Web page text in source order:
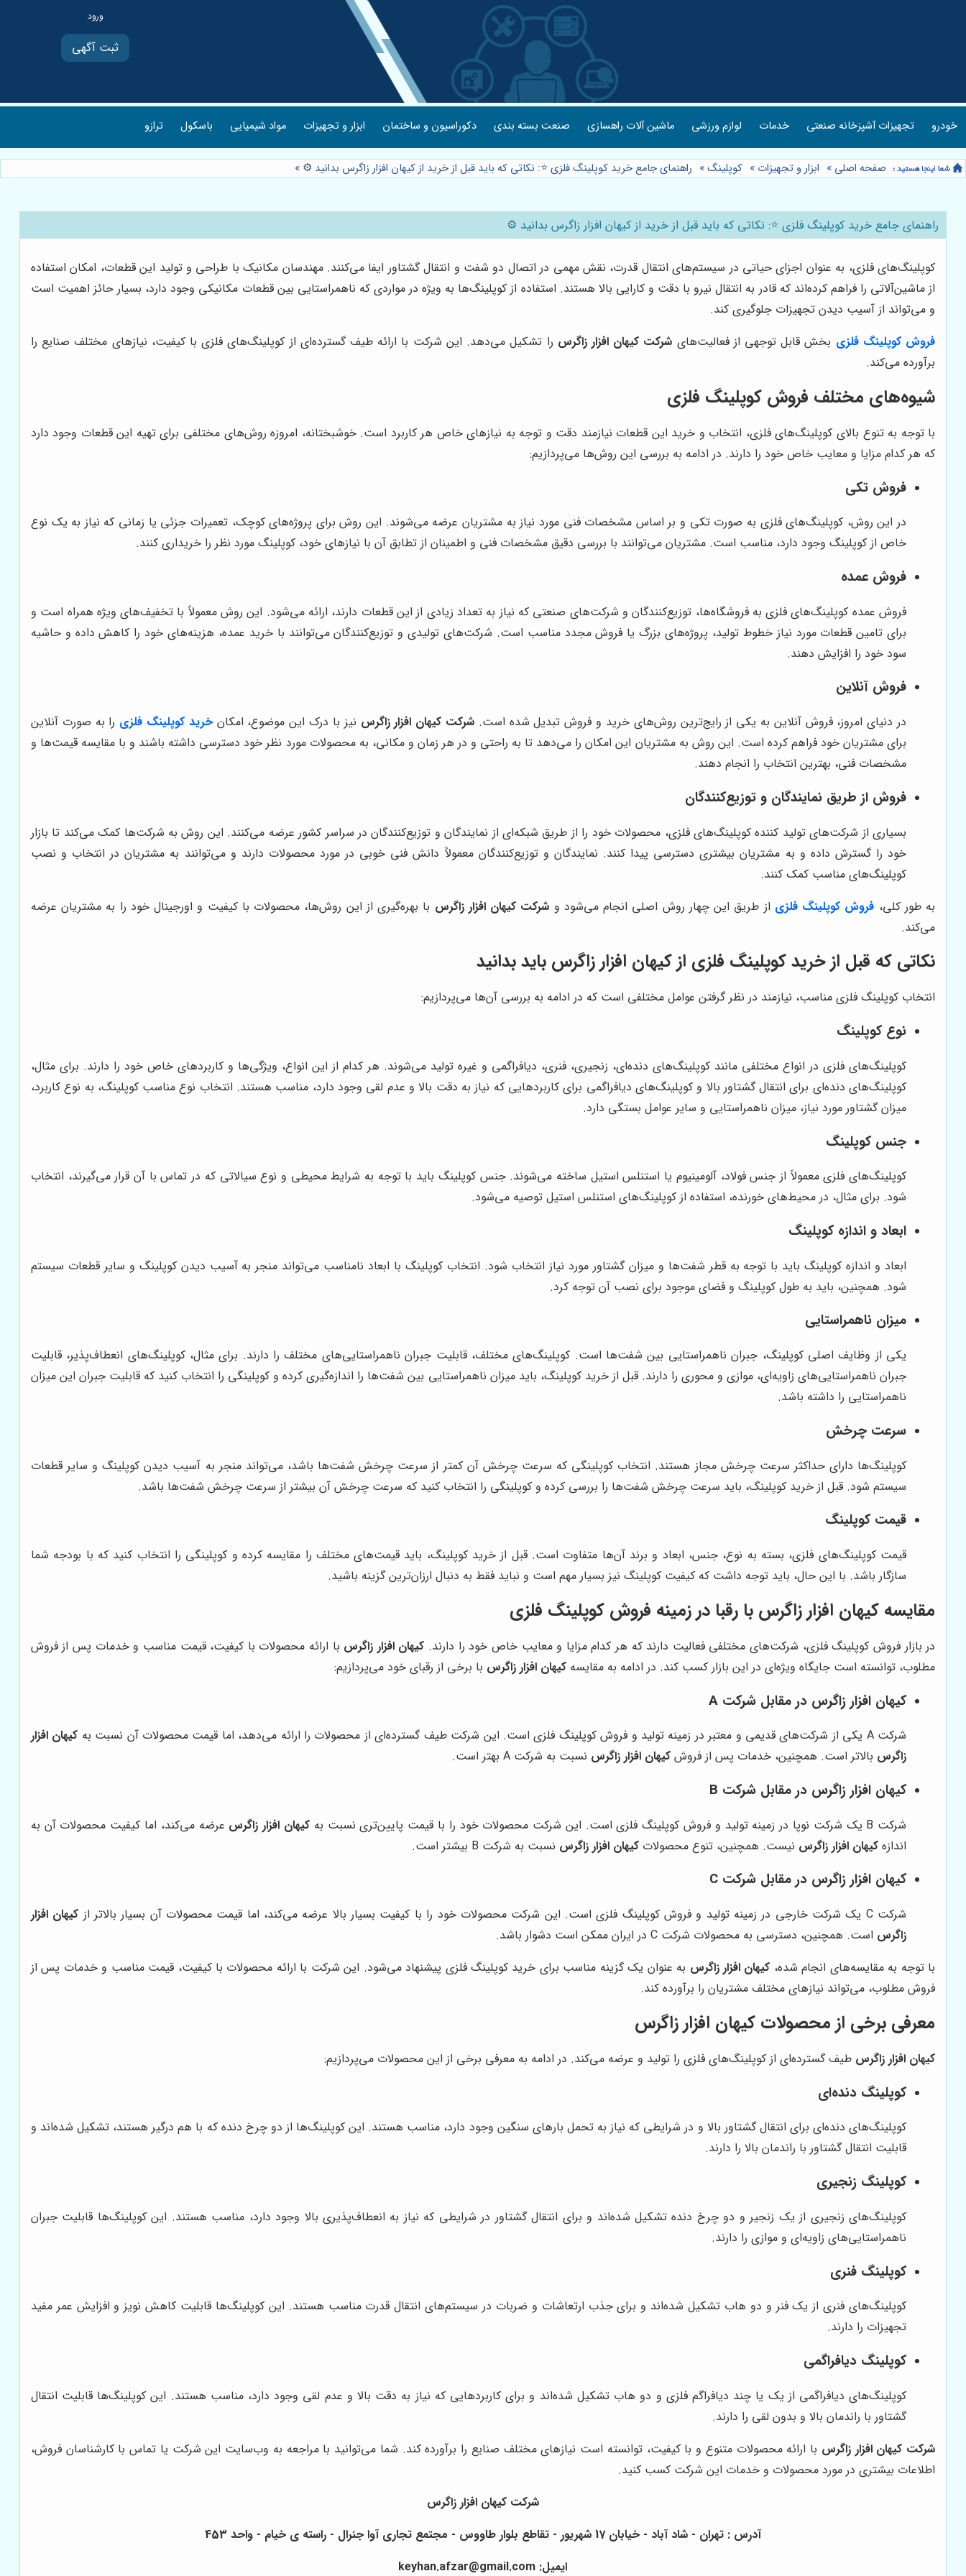
ثبت آگهی
خودرو تجهیزات آشپزخانه صنعتی خدمات لوازم ورزشی ماشین آلات راهسازی صنعت بسته بندی دکوراسیون و ساختمان ابزار و تجهیزات مواد شیمیایی باسکول ترازو
صفحه اصلی » ابزار و تجهیزات » کوپلینگ» راهنمای جامع خرید کوپلینگ فلزی ⭐️: نکاتی که باید قبل از خرید از کیهان افزار زاگرس بدانید ⚙️ »
راهنمای جامع خرید کوپلینگ فلزی ⭐️: نکاتی که باید قبل از خرید از کیهان افزار زاگرس بدانید ⚙️
کوپلینگ‌های فلزی، به عنوان اجزای حیاتی در سیستم‌های انتقال قدرت، نقش مهمی در اتصال دو شفت و انتقال گشتاور ایفا می‌کنند. مهندسان مکانیک با طراحی و تولید این قطعات، امکان استفاده
از ماشین‌آلاتی را فراهم کرده‌اند که قادر به انتقال نیرو با دقت و کارایی بالا هستند. استفاده از کوپلینگ‌ها به ویژه در مواردی که ناهمراستایی بین قطعات مکانیکی وجود دارد، بسیار حائز اهمیت است
و می‌تواند از آسیب دیدن تجهیزات جلوگیری کند.
فروش کوپلینگ فلزی بخش قابل توجهی از فعالیت‌های شرکت کیهان افزار زاگرس را تشکیل می‌دهد. این شرکت با ارائه طیف گسترده‌ای از کوپلینگ‌های فلزی با کیفیت، نیازهای مختلف صنایع را
برآورده می‌کند.
شیوه‌های مختلف فروش کوپلینگ فلزی
با توجه به تنوع بالای کوپلینگ‌های فلزی، انتخاب و خرید این قطعات نیازمند دقت و توجه به نیازهای خاص هر کاربرد است. خوشبختانه، امروزه روش‌های مختلفی برای تهیه این قطعات وجود دارد
که هر کدام مزایا و معایب خاص خود را دارند. در ادامه به بررسی این روش‌ها می‌پردازیم:
فروش تکی
در این روش، کوپلینگ‌های فلزی به صورت تکی و بر اساس مشخصات فنی مورد نیاز به مشتریان عرضه می‌شوند. این روش برای پروژه‌های کوچک، تعمیرات جزئی یا زمانی که نیاز به یک نوع
خاص از کوپلینگ وجود دارد، مناسب است. مشتریان می‌توانند با بررسی دقیق مشخصات فنی و اطمینان از تطابق آن با نیازهای خود، کوپلینگ مورد نظر را خریداری کنند.
فروش عمده
فروش عمده کوپلینگ‌های فلزی به فروشگاه‌ها، توزیع‌کنندگان و شرکت‌های صنعتی که نیاز به تعداد زیادی از این قطعات دارند، ارائه می‌شود. این روش معمولاً با تخفیف‌های ویژه همراه است و
برای تامین قطعات مورد نیاز خطوط تولید، پروژه‌های بزرگ یا فروش مجدد مناسب است. شرکت‌های تولیدی و توزیع‌کنندگان می‌توانند با خرید عمده، هزینه‌های خود را کاهش داده و حاشیه
سود خود را افزایش دهند.
فروش آنلاین
در دنیای امروز، فروش آنلاین به یکی از رایج‌ترین روش‌های خرید و فروش تبدیل شده است. شرکت کیهان افزار زاگرس نیز با درک این موضوع، امکانخرید کوپلینگ فلزی را به صورت آنلاین
برای مشتریان خود فراهم کرده است. این روش به مشتریان این امکان را می‌دهد تا به راحتی و در هر زمان و مکانی، به محصولات مورد نظر خود دسترسی داشته باشند و با مقایسه قیمت‌ها و
مشخصات فنی، بهترین انتخاب را انجام دهند.
فروش از طریق نمایندگان و توزیع‌کنندگان
بسیاری از شرکت‌های تولید کننده کوپلینگ‌های فلزی، محصولات خود را از طریق شبکه‌ای از نمایندگان و توزیع‌کنندگان در سراسر کشور عرضه می‌کنند. این روش به شرکت‌ها کمک می‌کند تا بازار
خود را گسترش داده و به مشتریان بیشتری دسترسی پیدا کنند. نمایندگان و توزیع‌کنندگان معمولاً دانش فنی خوبی در مورد محصولات دارند و می‌توانند به مشتریان در انتخاب و نصب
کوپلینگ‌های مناسب کمک کنند.
به طور کلی، فروش کوپلینگ فلزی از طریق این چهار روش اصلی انجام می‌شود و شرکت کیهان افزار زاگرس با بهره‌گیری از این روش‌ها، محصولات با کیفیت و اورجینال خود را به مشتریان عرضه
می‌کند.
نکاتی که قبل از خرید کوپلینگ فلزی ازکیهان افزار زاگرس باید بدانید
انتخاب کوپلینگ فلزی مناسب، نیازمند در نظر گرفتن عوامل مختلفی است که در ادامه به بررسی آن‌ها می‌پردازیم:
نوع کوپلینگ
کوپلینگ‌های فلزی در انواع مختلفی مانند کوپلینگ‌های دنده‌ای، زنجیری، فنری، دیافراگمی و غیره تولید می‌شوند. هر کدام از این انواع، ویژگی‌ها و کاربردهای خاص خود را دارند. برای مثال،
کوپلینگ‌های دنده‌ای برای انتقال گشتاور بالا و کوپلینگ‌های دیافراگمی برای کاربردهایی که نیاز به دقت بالا و عدم لقی وجود دارد، مناسب هستند. انتخاب نوع مناسب کوپلینگ، به نوع کاربرد،
میزان گشتاور مورد نیاز، میزان ناهمراستایی و سایر عوامل بستگی دارد.
جنس کوپلینگ
کوپلینگ‌های فلزی معمولاً از جنس فولاد، آلومینیوم یا استنلس استیل ساخته می‌شوند. جنس کوپلینگ باید با توجه به شرایط محیطی و نوع سیالاتی که در تماس با آن قرار می‌گیرند، انتخاب
شود. برای مثال، در محیط‌های خورنده، استفاده از کوپلینگ‌های استنلس استیل توصیه می‌شود.
ابعاد و اندازه کوپلینگ
ابعاد و اندازه کوپلینگ باید با توجه به قطر شفت‌ها و میزان گشتاور مورد نیاز انتخاب شود. انتخاب کوپلینگ با ابعاد نامناسب می‌تواند منجر به آسیب دیدن کوپلینگ و سایر قطعات سیستم
شود. همچنین، باید به طول کوپلینگ و فضای موجود برای نصب آن توجه کرد.
میزان ناهمراستایی
یکی از وظایف اصلی کوپلینگ، جبران ناهمراستایی بین شفت‌ها است. کوپلینگ‌های مختلف، قابلیت جبران ناهمراستایی‌های مختلف را دارند. برای مثال، کوپلینگ‌های انعطاف‌پذیر، قابلیت
جبران ناهمراستایی‌های زاویه‌ای، موازی و محوری را دارند. قبل از خرید کوپلینگ، باید میزان ناهمراستایی بین شفت‌ها را اندازه‌گیری کرده و کوپلینگی را انتخاب کنید که قابلیت جبران این میزان
ناهمراستایی را داشته باشد.
سرعت چرخش
کوپلینگ‌ها دارای حداکثر سرعت چرخش مجاز هستند. انتخاب کوپلینگی که سرعت چرخش آن کمتر از سرعت چرخش شفت‌ها باشد، می‌تواند منجر به آسیب دیدن کوپلینگ و سایر قطعات
سیستم شود. قبل از خرید کوپلینگ، باید سرعت چرخش شفت‌ها را بررسی کرده و کوپلینگی را انتخاب کنید که سرعت چرخش آن بیشتر از سرعت چرخش شفت‌ها باشد.
قیمت کوپلینگ
قیمت کوپلینگ‌های فلزی، بسته به نوع، جنس، ابعاد و برند آن‌ها متفاوت است. قبل از خرید کوپلینگ، باید قیمت‌های مختلف را مقایسه کرده و کوپلینگی را انتخاب کنید که با بودجه شما
سازگار باشد. با این حال، باید توجه داشت که کیفیت کوپلینگ نیز بسیار مهم است و نباید فقط به دنبال ارزان‌ترین گزینه باشید.
مقایسه کیهان افزار زاگرس با رقبا در زمینه فروش کوپلینگ فلزی
در بازار فروش کوپلینگ فلزی، شرکت‌های مختلفی فعالیت دارند که هر کدام مزایا و معایب خاص خود را دارند. کیهان افزار زاگرس با ارائه محصولات با کیفیت، قیمت مناسب و خدمات پس از فروش
مطلوب، توانسته است جایگاه ویژه‌ای در این بازار کسب کند. در ادامه به مقایسه کیهان افزار زاگرس با برخی از رقبای خود می‌پردازیم:
کیهان افزار زاگرس در مقابل شرکت A
شرکت A یکی از شرکت‌های قدیمی و معتبر در زمینه تولید و فروش کوپلینگ فلزی است. این شرکت طیف گسترده‌ای از محصولات را ارائه می‌دهد، اما قیمت محصولات آن نسبت به
کیهان افزار
زاگرس بالاتر است. همچنین، خدمات پس از فروش کیهان افزار زاگرس نسبت به شرکت A بهتر است.
کیهان افزار زاگرس در مقابل شرکت B
شرکت B یک شرکت نوپا در زمینه تولید و فروش کوپلینگ فلزی است. این شرکت محصولات خود را با قیمت پایین‌تری نسبت به کیهان افزار زاگرس عرضه می‌کند، اما کیفیت محصولات آن به
اندازه کیهان افزار زاگرس نیست. همچنین، تنوع محصولات کیهان افزار زاگرس نسبت به شرکت B بیشتر است.
کیهان افزار زاگرس در مقابل شرکت C
شرکت C یک شرکت خارجی در زمینه تولید و فروش کوپلینگ فلزی است. این شرکت محصولات خود را با کیفیت بسیار بالا عرضه می‌کند، اما قیمت محصولات آن بسیار بالاتر از
کیهان افزار
زاگرس است. همچنین، دسترسی به محصولات شرکت C در ایران ممکن است دشوار باشد.
با توجه به مقایسه‌های انجام شده، کیهان افزار زاگرس به عنوان یک گزینه مناسب برای خرید کوپلینگ فلزی پیشنهاد می‌شود. این شرکت با ارائه محصولات با کیفیت، قیمت مناسب و خدمات پس از
فروش مطلوب، می‌تواند نیازهای مختلف مشتریان را برآورده کند.
معرفی برخی از محصولات کیهان افزار زاگرس
کیهان افزار زاگرس طیف گسترده‌ای از کوپلینگ‌های فلزی را تولید و عرضه می‌کند. در ادامه به معرفی برخی از این محصولات می‌پردازیم:
کوپلینگ دنده‌ای
کوپلینگ‌های دنده‌ای برای انتقال گشتاور بالا و در شرایطی که نیاز به تحمل بارهای سنگین وجود دارد، مناسب هستند. این کوپلینگ‌ها از دو چرخ دنده که با هم درگیر هستند، تشکیل شده‌اند و
قابلیت انتقال گشتاور با راندمان بالا را دارند.
کوپلینگ زنجیری
کوپلینگ‌های زنجیری از یک زنجیر و دو چرخ دنده تشکیل شده‌اند و برای انتقال گشتاور در شرایطی که نیاز به انعطاف‌پذیری بالا وجود دارد، مناسب هستند. این کوپلینگ‌ها قابلیت جبران
ناهمراستایی‌های زاویه‌ای و موازی را دارند.
کوپلینگ فنری
کوپلینگ‌های فنری از یک فنر و دو هاب تشکیل شده‌اند و برای جذب ارتعاشات و ضربات در سیستم‌های انتقال قدرت مناسب هستند. این کوپلینگ‌ها قابلیت کاهش نویز و افزایش عمر مفید
تجهیزات را دارند.
کوپلینگ دیافراگمی
کوپلینگ‌های دیافراگمی از یک یا چند دیافراگم فلزی و دو هاب تشکیل شده‌اند و برای کاربردهایی که نیاز به دقت بالا و عدم لقی وجود دارد، مناسب هستند. این کوپلینگ‌ها قابلیت انتقال
گشتاور با راندمان بالا و بدون لقی را دارند.
شرکت کیهان افزار زاگرس با ارائه محصولات متنوع و با کیفیت، توانسته است نیازهای مختلف صنایع را برآورده کند. شما می‌توانید با مراجعه به وب‌سایت این شرکت یا تماس با کارشناسان فروش،
اطلاعات بیشتری در مورد محصولات و خدمات این شرکت کسب کنید.
شرکت کیهان افزار زاگرس
آدرس : تهران - شاد آباد - خیابان 17 شهریور - تقاطع بلوار طاووس - مجتمع تجاری آوا جنرال - راسته ی خیام - واحد 453
ایمیل: keyhan.afzar@gmail.com